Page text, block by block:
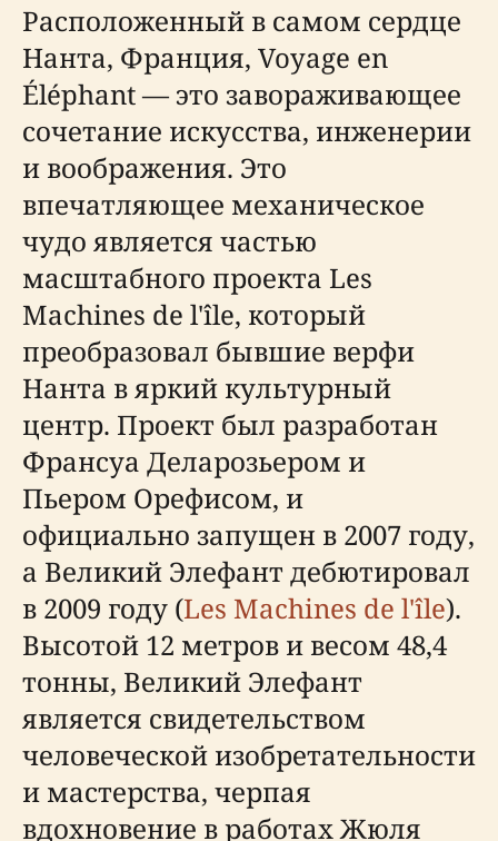
Расположенный в самом сердце
Нанта, Франция, Voyage en
Éléphant — это завораживающее
сочетание искусства, инженерии
и воображения. Это
впечатляющее механическое
чудо является частью
масштабного проекта Les
Machines de l'île, который
преобразовал бывшие верфи
Нанта в яркий культурный
центр. Проект был разработан
Франсуа Деларозьером и
Пьером Орефисом, и
официально запущен в 2007 году,
а Великий Элефант дебютировал
в 2009 году (Les Machines de l'île).
Высотой 12 метров и весом 48,4
тонны, Великий Элефант
является свидетельством
человеческой изобретательности
и мастерства, черпая
вдохновение в работах Жюля